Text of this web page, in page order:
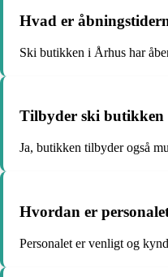
Hvad er
Ski butikken i Århus har
Tilbyder ski butikken
Ja, butikken tilbyder også
Hvordan er
Personalet er venligt og